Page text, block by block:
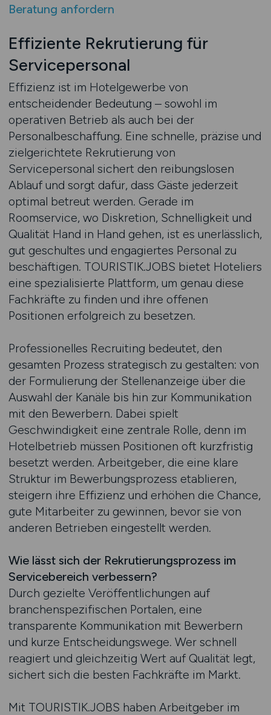
Beratung anfordern
Effiziente Rekrutierung für
Servicepersonal
Effizienz ist im Hotelgewerbe von
entscheidender Bedeutung – sowohl im
operativen Betrieb als auch bei der
Personalbeschaffung. Eine schnelle, präzise und
zielgerichtete Rekrutierung von
Servicepersonal sichert den reibungslosen
Ablauf und sorgt dafür, dass Gäste jederzeit
optimal betreut werden. Gerade im
Roomservice, wo Diskretion, Schnelligkeit und
Qualität Hand in Hand gehen, ist es unerlässlich,
gut geschultes und engagiertes Personal zu
beschäftigen. TOURISTIK.JOBS bietet Hoteliers
eine spezialisierte Plattform, um genau diese
Fachkräfte zu finden und ihre offenen
Positionen erfolgreich zu besetzen.
Professionelles Recruiting bedeutet, den
gesamten Prozess strategisch zu gestalten: von
der Formulierung der Stellenanzeige über die
Auswahl der Kanäle bis hin zur Kommunikation
mit den Bewerbern. Dabei spielt
Geschwindigkeit eine zentrale Rolle, denn im
Hotelbetrieb müssen Positionen oft kurzfristig
besetzt werden. Arbeitgeber, die eine klare
Struktur im Bewerbungsprozess etablieren,
steigern ihre Effizienz und erhöhen die Chance,
gute Mitarbeiter zu gewinnen, bevor sie von
anderen Betrieben eingestellt werden.
Wie lässt sich der Rekrutierungsprozess im
Servicebereich verbessern?
Durch gezielte Veröffentlichungen auf
branchenspezifischen Portalen, eine
transparente Kommunikation mit Bewerbern
und kurze Entscheidungswege. Wer schnell
reagiert und gleichzeitig Wert auf Qualität legt,
sichert sich die besten Fachkräfte im Markt.
Mit TOURISTIK.JOBS haben Arbeitgeber im